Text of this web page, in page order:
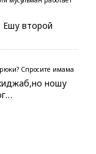
Ешу второй
Спросите имама
ношу